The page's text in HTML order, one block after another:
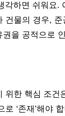
각하면 쉬워요.
건물의 경우,
을 공적으로
위한 핵심 조건
‘존재’해야